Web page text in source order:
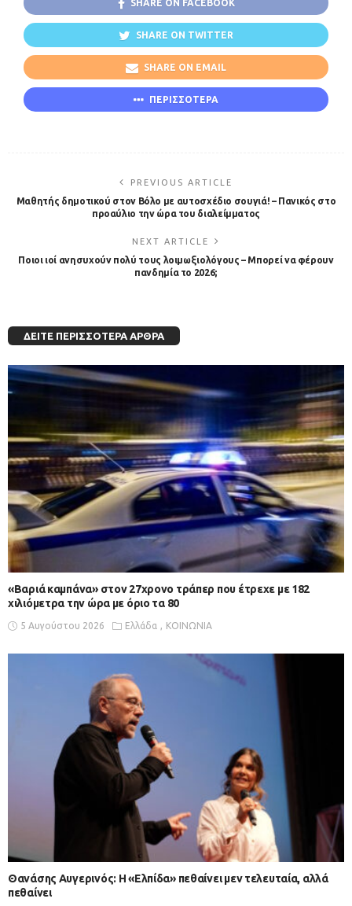
SHARE ON FACEBOOK
SHARE ON TWITTER
SHARE ON EMAIL
ΠΕΡΙΣΣΟΤΕΡΑ
PREVIOUS ARTICLE
Μαθητής δημοτικού στον Βόλο με αυτοσχέδιο σουγιά! – Πανικός στο
προαύλιο την ώρα του διαλείμματος
NEXT ARTICLE
Ποιοι ιοί ανησυχούν πολύ τους λοιμωξιολόγους – Μπορεί να φέρουν
πανδημία το 2026;
ΔΕΊΤΕ ΠΕΡΙΣΣΌΤΕΡΑ ΆΡΘΡΑ
«Βαριά καμπάνα» στον 27χρονο τράπερ που έτρεχε με 182
χιλιόμετρα την ώρα με όριο τα 80
5 Αυγούστου 2026 Ελλάδα ΚΟΙΝΩΝΙΑ
Θανάσης Αυγερινός: Η «Ελπίδα» πεθαίνει μεν τελευταία, αλλά
πεθαίνει